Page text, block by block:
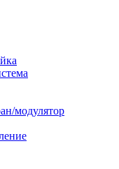
модулятор